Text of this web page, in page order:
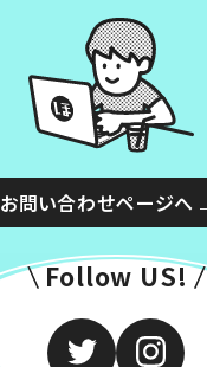
お問い合わせページへ
Follow US!